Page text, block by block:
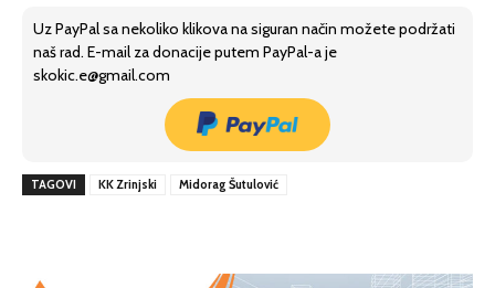
Uz PayPal sa nekoliko klikova na siguran način možete podržati
naš rad. E-mail za donacije putem PayPal-a je
skokic.e@gmail.com
TAGOVI KK Zrinjski Midorag Šutulović